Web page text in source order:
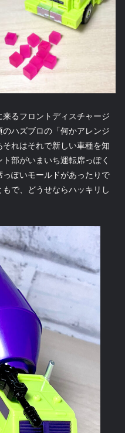
来るフロントディスチャージ
ハズブロの「何かアレンジ
れはそれで新しい車種を知
部がいまいち運転席っぽく
ぽいモールドがあったりで
で、どうせならハッキリし